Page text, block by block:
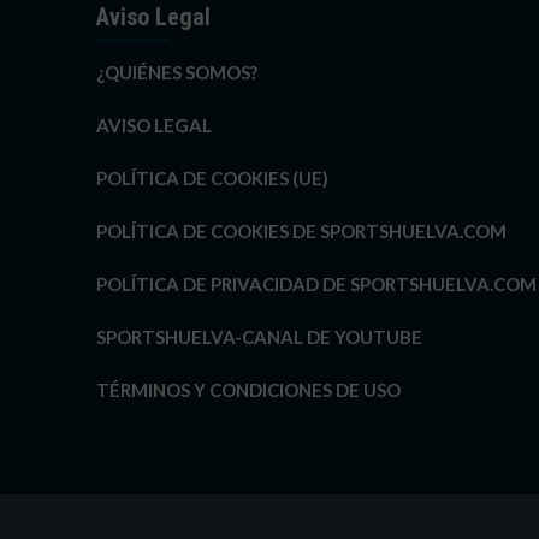
Aviso Legal
¿QUIÉNES SOMOS?
AVISO LEGAL
POLÍTICA DE COOKIES (UE)
POLÍTICA DE COOKIES DE SPORTSHUELVA.COM
POLÍTICA DE PRIVACIDAD DE SPORTSHUELVA.COM
SPORTSHUELVA-CANAL DE YOUTUBE
TÉRMINOS Y CONDICIONES DE USO